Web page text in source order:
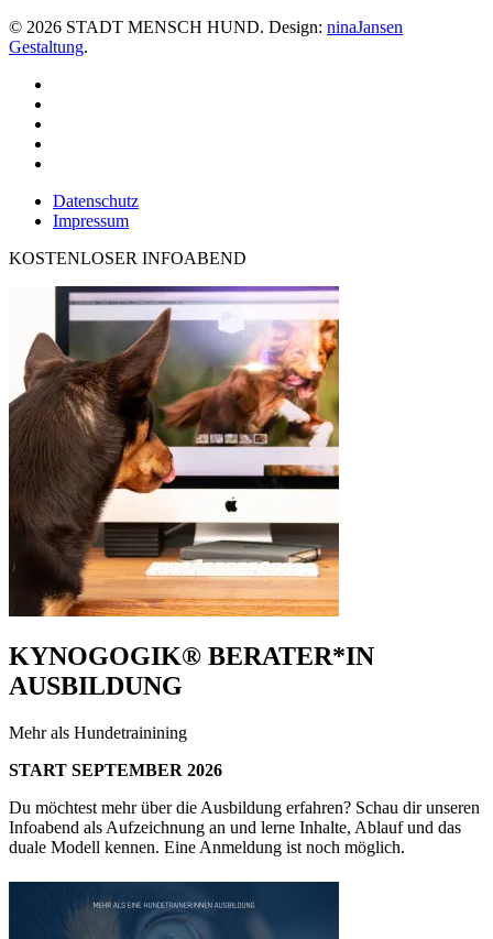
© 2026 STADT MENSCH HUND. Design: ninaJansen
Gestaltung.
Datenschutz
Impressum
KOSTENLOSER INFOABEND
KYNOGOGIK® BERATER*IN
AUSBILDUNG
Mehr als Hundetrainining
START SEPTEMBER 2026
Du möchtest mehr über die Ausbildung erfahren? Schau dir unseren
Infoabend als Aufzeichnung an und lerne Inhalte, Ablauf und das
duale Modell kennen. Eine Anmeldung ist noch möglich.